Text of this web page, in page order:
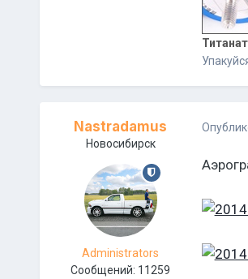
Nastradamus
Новосибирск
Administrators
Сообщений: 11259